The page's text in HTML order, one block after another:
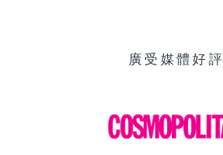
廣受媒體好評